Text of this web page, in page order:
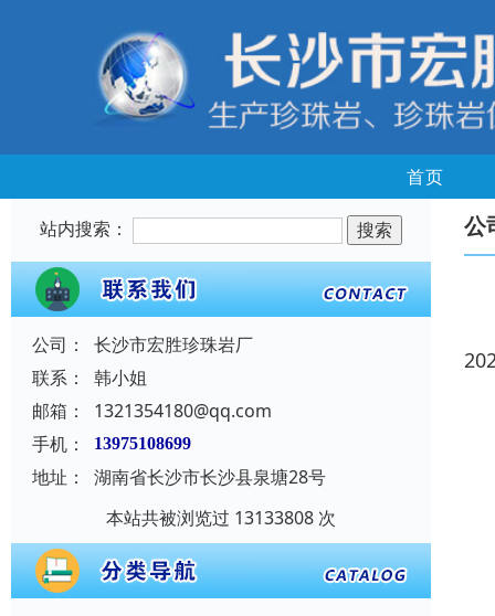
首页
站内搜索：
公司：
长沙市宏胜珍珠岩厂
联系：
韩小姐
邮箱：
1321354180@qq.com
手机：
13975108699
地址：
湖南省长沙市长沙县泉塘28号
本站共被浏览过 13133808 次
公